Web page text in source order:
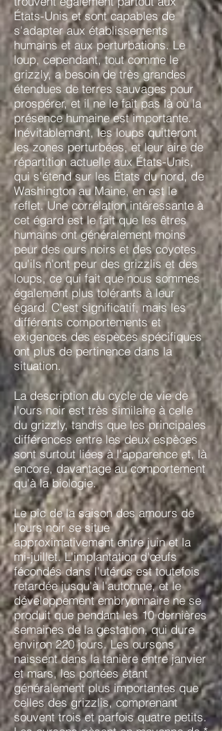
États-Unis et sont capables de
s'adapter aux établissements
humains et aux perturbations. Le
loup, cependant, tout comme le
grizzly, a besoin de très grandes
étendues de terres sauvages pour
prospérer, et il ne le fait pas là où la
présence humaine est importante.
Inévitablement, les loups quitteront
les zones perturbées, et leur aire de
répartition actuelle aux États-Unis,
qui s'étend sur les États du nord, de
Washington au Maine, en est le
reflet. Une corrélation intéressante à
cet égard est le fait que les êtres
humains ont généralement moins
peur des ours noirs et des coyotes
qu'ils n'ont peur des grizzlis et des
loups, ce qui fait que nous sommes
également plus tolérants à leur
égard. C'est significatif, mais les
différents comportements et
exigences des espèces spécifiques
ont plus de pertinence dans la
situation.
La description du cycle de vie de
l'ours noir est très similaire à celle
du grizzly, tandis que les principales
différences entre les deux espèces
sont surtout liées à l'apparence et, là
encore, davantage au comportement
qu'à la biologie.
Le pic de la saison des amours de
l'ours noir se situe
approximativement entre juin et la
mi-juillet. L'implantation d'œufs
fécondés dans l'utérus est toutefois
retardée jusqu'à l'automne, et le
développement embryonnaire ne se
produit que pendant les 10 dernières
semaines de la gestation, qui dure
environ 220 jours. Les oursons
naissent dans la tanière entre janvier
et mars, les portées étant
généralement plus importantes que
celles des grizzlis, comprenant
souvent trois et parfois quatre petits.